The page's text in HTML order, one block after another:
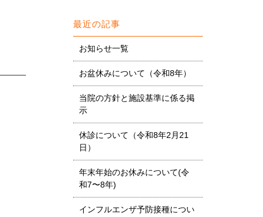
最近の記事
お知らせ一覧
お盆休みについて（令和8年）
当院の方針と施設基準に係る掲
示
休診について（令和8年2月21
日）
年末年始のお休みについて(令
和7〜8年)
インフルエンザ予防接種につい